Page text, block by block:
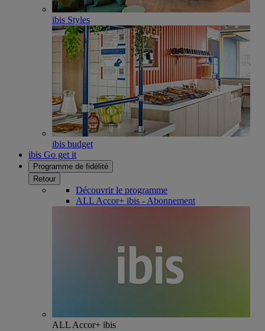
ibis Styles
ibis budget
ibis Go get it
Programme de fidélité
Retour
Découvrir le programme
ALL Accor+ ibis - Abonnement
ALL Accor+ ibis